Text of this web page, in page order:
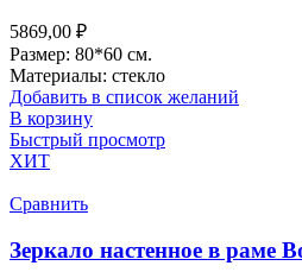
5869,00 ₽
Размер: 80*60 см.
Материалы: стекло
Добавить в список желаний
В корзину
Быстрый просмотр
ХИТ
Сравнить
Зеркало настенное в раме